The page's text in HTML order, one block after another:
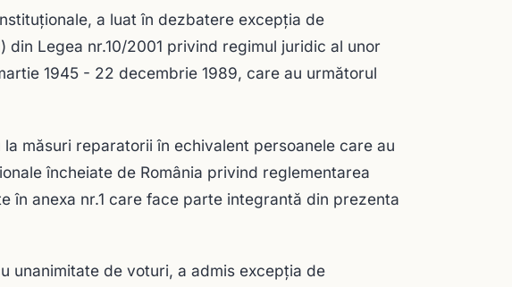
a luat în dezbatere excepţia de
Legea nr.10/2001 privind regimul juridic al unor
1945 - 22 decembrie 1989, care au următorul
măsuri reparatorii în echivalent persoanele care au
încheiate de România privind reglementarea
în anexa nr.1 care face parte integrantă din prezenta
unanimitate de voturi, a admis excepţia de